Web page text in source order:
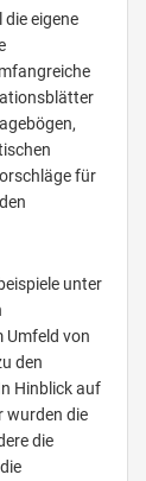
eigene
für
unter
Umfeld von
den
Hinblick auf
wurden die
die